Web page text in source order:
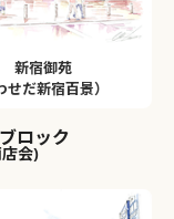
新宿御苑
せだ新宿百景）
ロック
会)